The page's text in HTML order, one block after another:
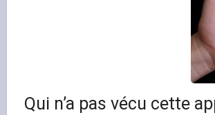
Qui n’a pas vécu cette